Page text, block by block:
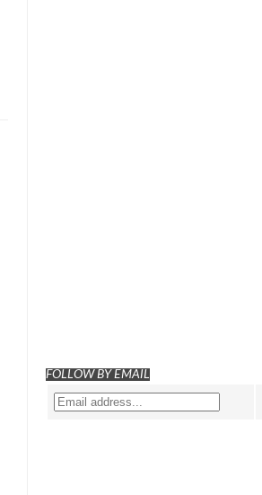
FOLLOW BY EMAIL